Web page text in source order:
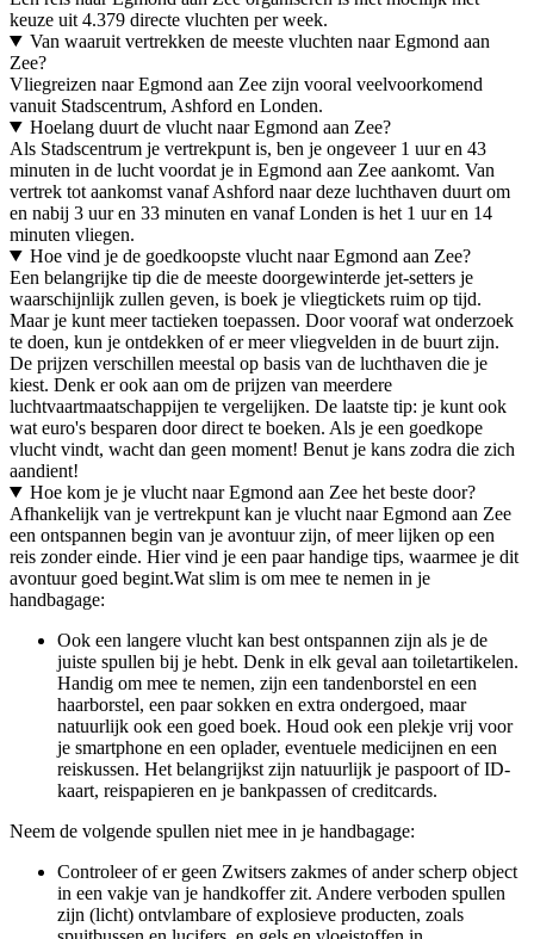
keuze uit 4.379 directe vluchten per week.
Van waaruit vertrekken de meeste vluchten naar Egmond aan
Zee?
Vliegreizen naar Egmond aan Zee zijn vooral veelvoorkomend
vanuit Stadscentrum, Ashford en Londen.
Hoelang duurt de vlucht naar Egmond aan Zee?
Als Stadscentrum je vertrekpunt is, ben je ongeveer 1 uur en 43
minuten in de lucht voordat je in Egmond aan Zee aankomt. Van
vertrek tot aankomst vanaf Ashford naar deze luchthaven duurt om
en nabij 3 uur en 33 minuten en vanaf Londen is het 1 uur en 14
minuten vliegen.
Hoe vind je de goedkoopste vlucht naar Egmond aan Zee?
Een belangrijke tip die de meeste doorgewinterde jet-setters je
waarschijnlijk zullen geven, is boek je vliegtickets ruim op tijd.
Maar je kunt meer tactieken toepassen. Door vooraf wat onderzoek
te doen, kun je ontdekken of er meer vliegvelden in de buurt zijn.
De prijzen verschillen meestal op basis van de luchthaven die je
kiest. Denk er ook aan om de prijzen van meerdere
luchtvaartmaatschappijen te vergelijken. De laatste tip: je kunt ook
wat euro's besparen door direct te boeken. Als je een goedkope
vlucht vindt, wacht dan geen moment! Benut je kans zodra die zich
aandient!
Hoe kom je je vlucht naar Egmond aan Zee het beste door?
Afhankelijk van je vertrekpunt kan je vlucht naar Egmond aan Zee
een ontspannen begin van je avontuur zijn, of meer lijken op een
reis zonder einde. Hier vind je een paar handige tips, waarmee je dit
avontuur goed begint.Wat slim is om mee te nemen in je
handbagage:
Ook een langere vlucht kan best ontspannen zijn als je de
juiste spullen bij je hebt. Denk in elk geval aan toiletartikelen.
Handig om mee te nemen, zijn een tandenborstel en een
haarborstel, een paar sokken en extra ondergoed, maar
natuurlijk ook een goed boek. Houd ook een plekje vrij voor
je smartphone en een oplader, eventuele medicijnen en een
reiskussen. Het belangrijkst zijn natuurlijk je paspoort of ID-
kaart, reispapieren en je bankpassen of creditcards.
Neem de volgende spullen niet mee in je handbagage:
Controleer of er geen Zwitsers zakmes of ander scherp object
in een vakje van je handkoffer zit. Andere verboden spullen
zijn (licht) ontvlambare of explosieve producten, zoals